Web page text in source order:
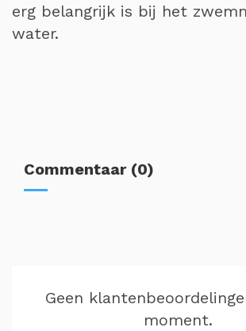
erg belangrijk is bij het
water.
Commentaar (0)
Geen
moment.